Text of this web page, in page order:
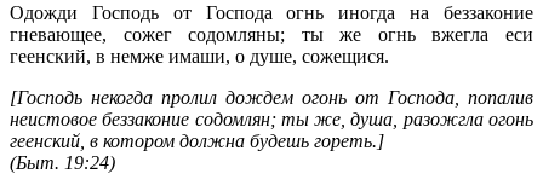
Одожди Господь от Господа огнь иногда на беззаконие
гневающее, сожег содомляны; ты же огнь вжегла еси
геенский, в немже имаши, о душе, сожещися.
[Господь некогда пролил дождем огонь от Господа, попалив
неистовое беззаконие содомлян; ты же, душа, разожгла огонь
геенский, в котором должна будешь гореть.]
(Быт. 19:24)